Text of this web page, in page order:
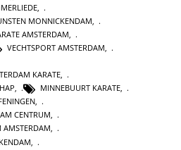
MONNICKENDAM
AMSTERDAM,
VECHTSPORT AMSTERDAM,
KARATE,
, MINNEBUURT KARATE,
,
CENTRUM,
AMSTERDAM,